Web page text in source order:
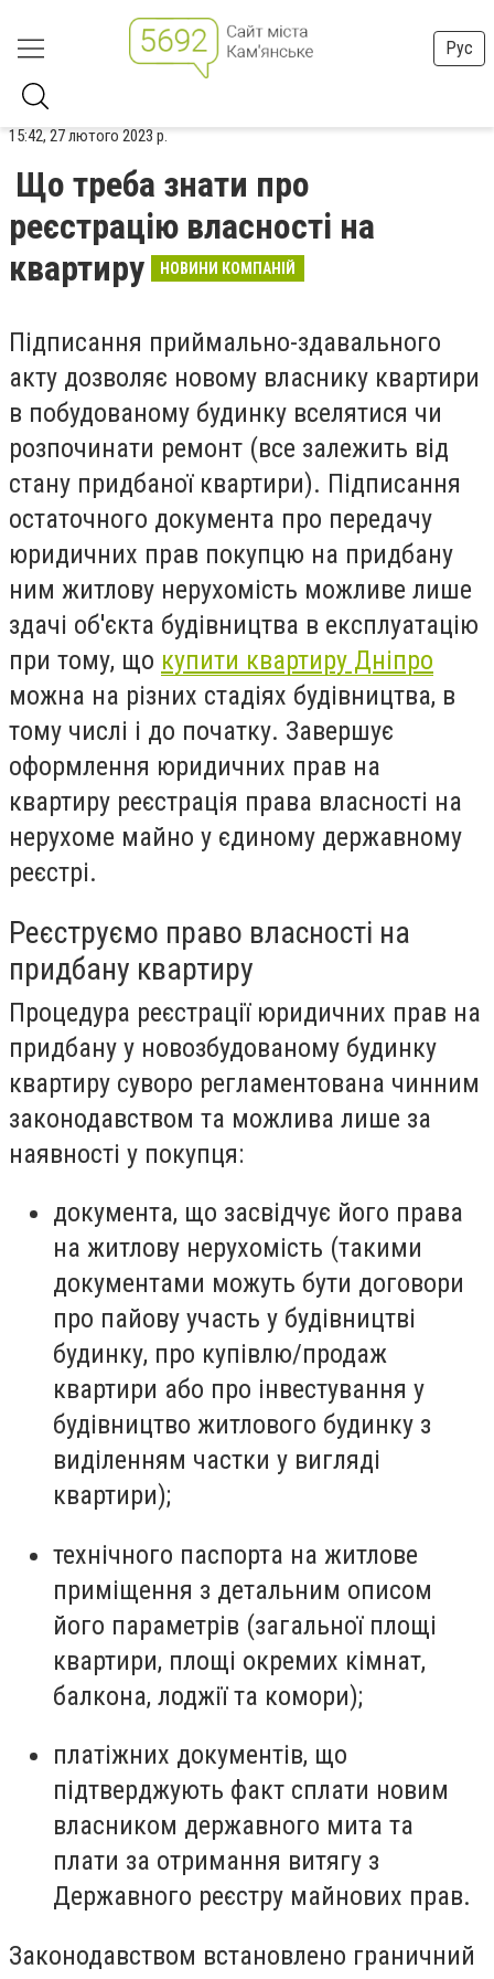
Рус
15:42, 27 лютого 2023 р.
Що треба знати про
реєстрацію власності на
квартиру
НОВИНИ КОМПАНІЙ
Підписання приймально-здавального
акту дозволяє новому власнику квартири
в побудованому будинку вселятися чи
розпочинати ремонт (все залежить від
стану придбаної квартири). Підписання
остаточного документа про передачу
юридичних прав покупцю на придбану
ним житлову нерухомість можливе лише
здачі об'єкта будівництва в експлуатацію
при тому, що купити квартиру Дніпро
можна на різних стадіях будівництва, в
тому числі і до початку. Завершує
оформлення юридичних прав на
квартиру реєстрація права власності на
нерухоме майно у єдиному державному
реєстрі.
Реєструємо право власності на
придбану квартиру
Процедура реєстрації юридичних прав на
придбану у новозбудованому будинку
квартиру суворо регламентована чинним
законодавством та можлива лише за
наявності у покупця:
документа, що засвідчує його права
на житлову нерухомість (такими
документами можуть бути договори
про пайову участь у будівництві
будинку, про купівлю/продаж
квартири або про інвестування у
будівництво житлового будинку з
виділенням частки у вигляді
квартири);
технічного паспорта на житлове
приміщення з детальним описом
його параметрів (загальної площі
квартири, площі окремих кімнат,
балкона, лоджії та комори);
платіжних документів, що
підтверджують факт сплати новим
власником державного мита та
плати за отримання витягу з
Державного реєстру майнових прав.
Законодавством встановлено граничний